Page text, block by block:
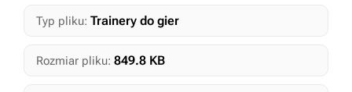
Typ pliku: Trainery do gier
Rozmiar pliku: 849.8 KB